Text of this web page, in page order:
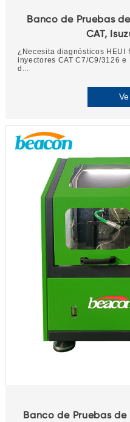
Banco de Pruebas
CAT,
¿Necesita diagnósticos HEUI
inyectores CAT C7/C9/3126
d...
Banco de Pruebas